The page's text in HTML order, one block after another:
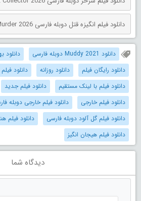
دانلود فیلم انگیزه قتل دوبله فارسی M4M: Motive for Murder 2026
دانلود Muddy 2021 دوبله فارسی
دانلود
دانلود رایگان فیلم
دانلود روزانه دانلود فیلم
دانلود فیلم با لینک مستقیم
دانلود فیلم جدید
دانلود فیلم خارجی
دانلود فیلم خارجی دوبله
دانلود فیلم گل آلود دوبله فارسی
دانلود فیلم
دانلود فیلم هیجان انگیز
دیدگاه شما